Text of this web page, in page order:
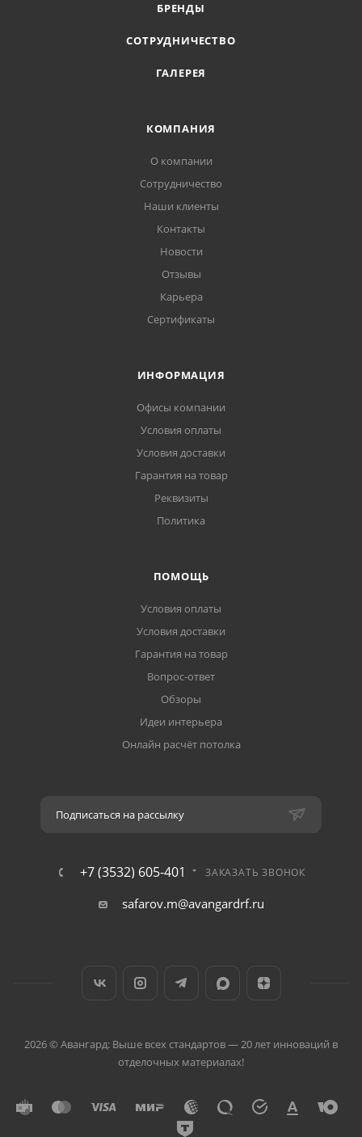
БРЕНДЫ
СОТРУДНИЧЕСТВО
ГАЛЕРЕЯ
КОМПАНИЯ
О компании
Сотрудничество
Наши клиенты
Контакты
Новости
Отзывы
Карьера
Сертификаты
ИНФОРМАЦИЯ
Офисы компании
Условия оплаты
Условия доставки
Гарантия на товар
Реквизиты
Политика
ПОМОЩЬ
Условия оплаты
Условия доставки
Гарантия на товар
Вопрос-ответ
Обзоры
Идеи интерьера
Онлайн расчёт потолка
Подписаться на рассылку
+7 (3532) 605-401 ЗАКАЗАТЬ ЗВОНОК
safarov.m@avangardrf.ru
2026 © Авангард: Выше всех стандартов — 20 лет инноваций в
отделочных материалах!